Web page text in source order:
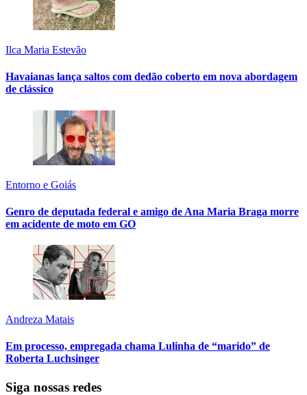
Ilca Maria Estevão
Havaianas lança saltos com dedão coberto em nova abordagem
de clássico
Entorno e Goiás
Genro de deputada federal e amigo de Ana Maria Braga morre
em acidente de moto em GO
Andreza Matais
Em processo, empregada chama Lulinha de “marido” de
Roberta Luchsinger
Siga nossas redes